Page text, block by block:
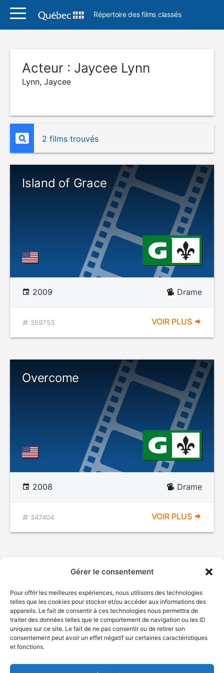
Gérer le consentement
Pour offrir les meilleures expériences, nous utilisons des technologies
telles que les cookies pour stocker et/ou accéder aux informations des
appareils. Le fait de consentir à ces technologies nous permettra de
traiter des données telles que le comportement de navigation ou les ID
uniques sur ce site. Le fait de ne pas consentir ou de retirer son
consentement peut avoir un effet négatif sur certaines caractéristiques
et fonctions.
Répertoire des films classés
Acteur : Jaycee Lynn
Lynn, Jaycee
2 films trouvés
Island of Grace
2009 Drame
359753 VOIR PLUS
Overcome
2008 Drame
347404 VOIR PLUS
© Gouvernement du Québec, 2026
Plan du site